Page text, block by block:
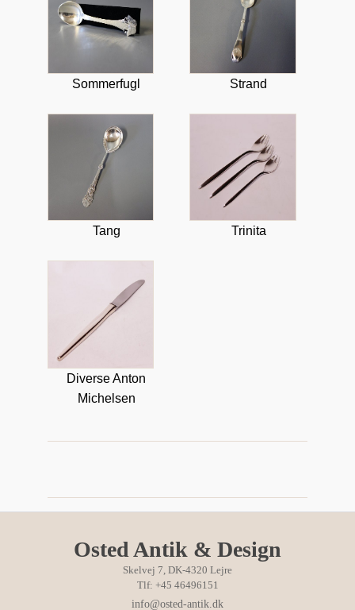
Sommerfugl Strand
Tang Trinita
Diverse Anton
Michelsen
Osted Antik & Design
Skelvej 7, DK-4320 Lejre
Tlf: +45 46496151
info@osted-antik.dk